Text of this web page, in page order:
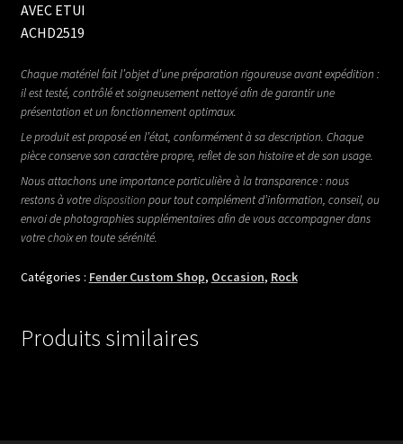
AVEC ETUI
ACHD2519
Chaque matériel fait l’objet d’une préparation rigoureuse avant expédition :
il est testé, contrôlé et soigneusement nettoyé afin de garantir une
présentation et un fonctionnement optimaux.
Le produit est proposé en l’état, conformément à sa description. Chaque
pièce conserve son caractère propre, reflet de son histoire et de son usage.
Nous attachons une importance particulière à la transparence : nous
restons à votredisposition pour tout complément d’information, conseil, ou
envoi de photographies supplémentaires afin de vous accompagner dans
votre choix en toute sérénité.
Catégories : Fender Custom Shop, Occasion, Rock
Produits similaires